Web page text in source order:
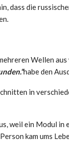
dass die
Wellen
habe den
in
weil ein Modul
kam ums